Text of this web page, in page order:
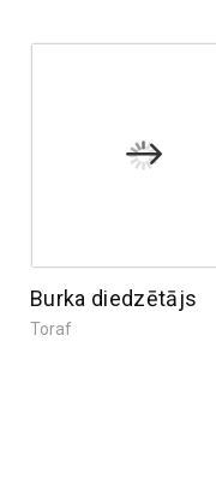
Burka diedzētājs
Toraf